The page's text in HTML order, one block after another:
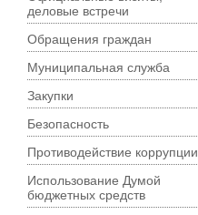
деловые встречи
Обращения граждан
Муниципальная служба
Закупки
Безопасность
Противодействие коррупции
Использование Думой
бюджетных средств